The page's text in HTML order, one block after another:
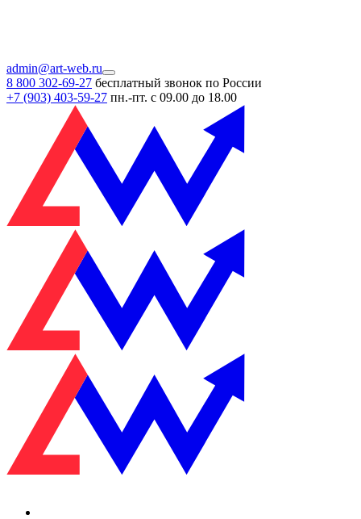
admin@art-web.ru
8 800 302-69-27 бесплатный звонок по России
+7 (903) 403-59-27 пн.-пт. с 09.00 до 18.00